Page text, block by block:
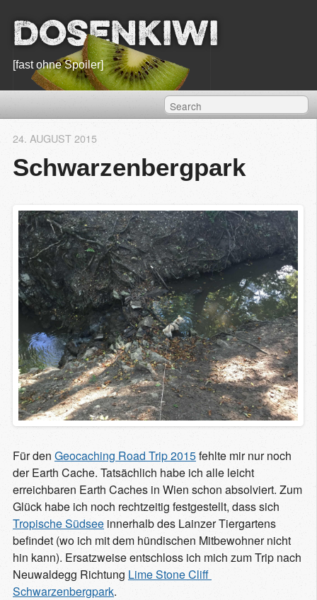
Dosenkiwi
[fast ohne Spoiler]
Schwarzenbergpark
24. AUGUST 2015
Für den Geocaching Road Trip 2015fehlte mir nur noch
der Earth Cache. Tatsächlich habe ich alle leicht
erreichbaren Earth Caches in Wien schon absolviert. Zum
Glück habe ich noch rechtzeitig festgestellt, dass sich
Tropische Südsee innerhalb des Lainzer Tiergartens
befindet (wo ich mit dem hündischen Mitbewohner nicht
hin kann). Ersatzweise entschloss ich mich zum Trip nach
Neuwaldegg Richtung Lime Stone Cliff
Schwarzenbergpark.